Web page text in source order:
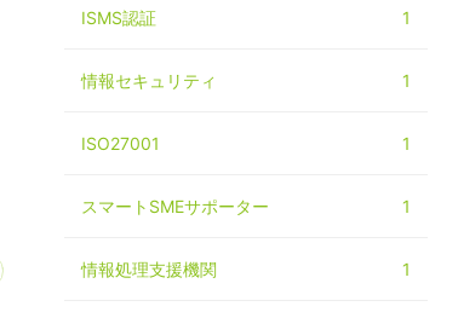
あとで読む
ISMS認証 1
情報セキュリティ 1
ISO27001 1
スマートSMEサポーター 1
情報処理支援機関 1